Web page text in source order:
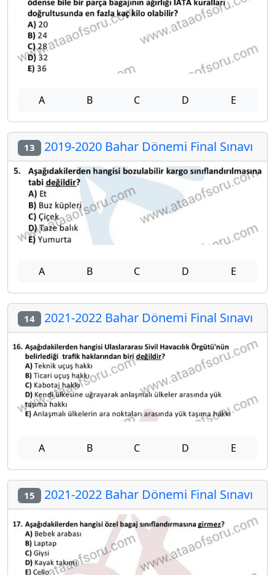
A B C D E
13 2019-2020 Bahar Dönemi Final Sınavı
A B C D E
14 2021-2022 Bahar Dönemi Final Sınavı
A B C D E
15 2021-2022 Bahar Dönemi Final Sınavı